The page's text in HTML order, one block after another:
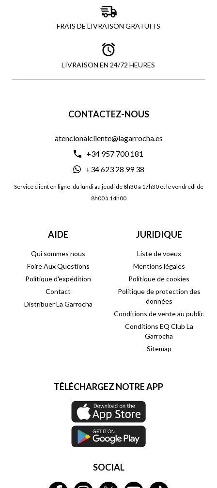
FRAIS DE LIVRAISON GRATUITS
LIVRAISON EN 24/72 HEURES
CONTACTEZ-NOUS
atencionalcliente@lagarrocha.es
+34 957 700 181
+34 623 28 99 38
Service client en ligne: du lundi au jeudi de 8h30 à 17h30 et le vendredi de
8h00 à 14h00
AIDE
Qui sommes nous
Foire Aux Questions
Politique d'expédition
Contact
Distribuer La Garrocha
JURIDIQUE
Liste de voeux
Mentions légales
Politique de cookies
Politique de protection des
données
Conditions de vente au public
Conditions EQ Club La
Garrocha
Sitemap
TÉLÉCHARGEZ NOTRE APP
SOCIAL